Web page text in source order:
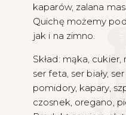
kaparów, zalana
Quichę możemy
jak i na zimno.
Skład: mąka, cukier,
ser feta, ser biały, ser
pomidory, kapary,
czosnek, oregano,